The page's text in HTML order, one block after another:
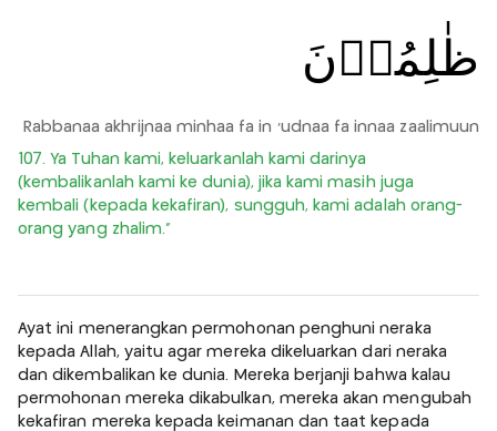
ظٰلِمُوۡنَ
Rabbanaa akhrijnaa minhaa fa in 'udnaa fa innaa zaalimuun
107. Ya Tuhan kami, keluarkanlah kami darinya
(kembalikanlah kami ke dunia), jika kami masih juga
kembali (kepada kekafiran), sungguh, kami adalah orang-
orang yang zhalim.”
Ayat ini menerangkan permohonan penghuni neraka
kepada Allah, yaitu agar mereka dikeluarkan dari neraka
dan dikembalikan ke dunia. Mereka berjanji bahwa kalau
permohonan mereka dikabulkan, mereka akan mengubah
kekafiran mereka kepada keimanan dan taat kepada